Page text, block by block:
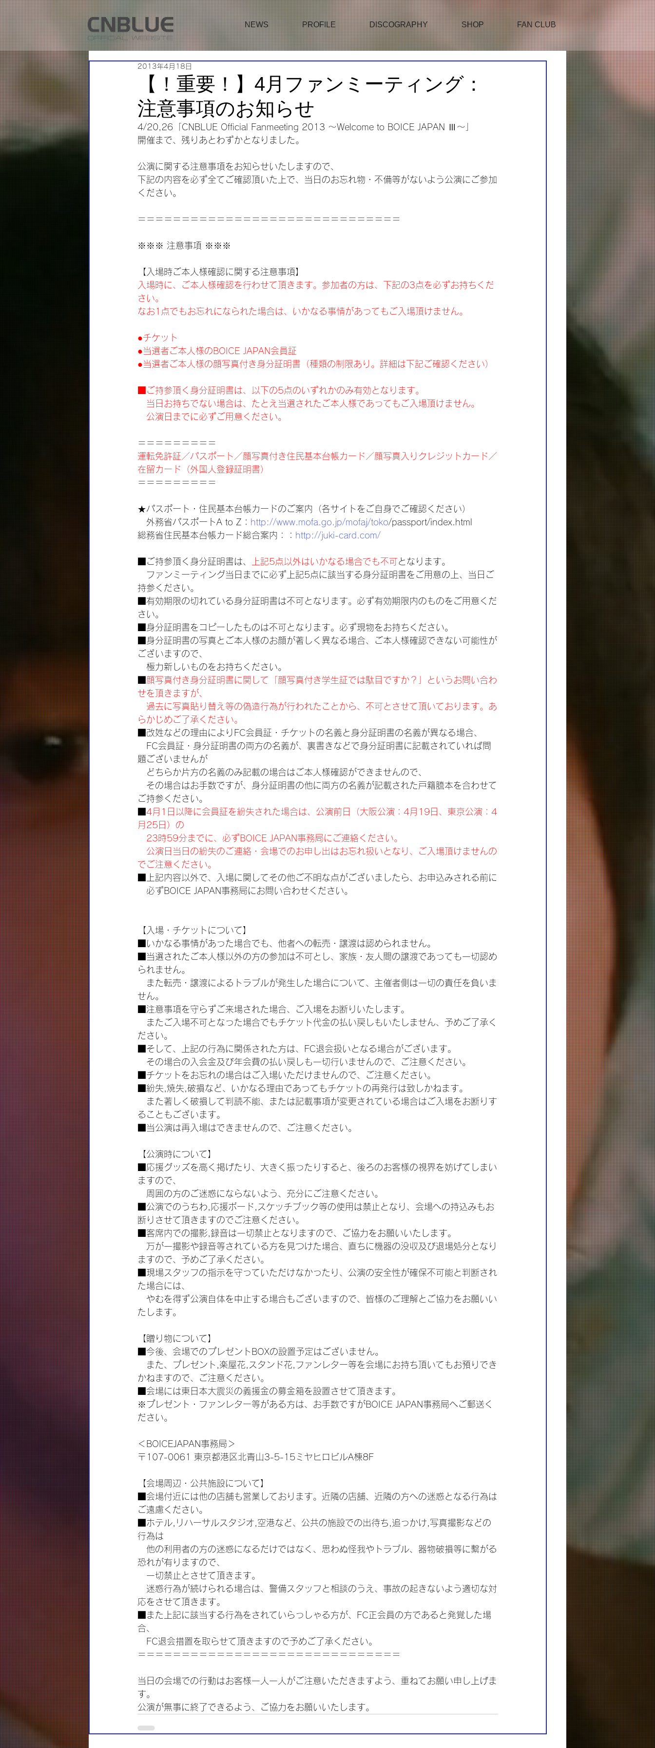
NEWS PROFILE DISCOGRAPHY SHOP FAN CLUB
【！重要！】4月ファンミーティング：
注意事項のお知らせ
2013年4月18日
4/20,26「CNBLUE Official Fanmeeting 2013 ～Welcome to BOICE JAPAN Ⅲ～」
開催まで、残りあとわずかとなりました。
公演に関する注意事項をお知らせいたしますので、
下記の内容を必ず全てご確認頂いた上で、当日のお忘れ物・不備等がないよう公演にご参加
ください。
＝＝＝＝＝＝＝＝＝＝＝＝＝＝＝＝＝＝＝＝＝＝＝＝＝＝＝＝＝＝
※※※ 注意事項 ※※※
【入場時ご本人様確認に関する注意事項】
入場時に、ご本人様確認を行わせて頂きます。参加者の方は、下記の3点を必ずお持ちくだ
さい。
なお1点でもお忘れになられた場合は、いかなる事情があってもご入場頂けません。
●チケット
●当選者ご本人様のBOICE JAPAN会員証
●当選者ご本人様の顔写真付き身分証明書（種類の制限あり。詳細は下記ご確認ください）
■ご持参頂く身分証明書は、以下の5点のいずれかのみ有効となります。
当日お持ちでない場合は、たとえ当選されたご本人様であってもご入場頂けません。
公演日までに必ずご用意ください。
＝＝＝＝＝＝＝＝＝
運転免許証／パスポート／顔写真付き住民基本台帳カード／顔写真入りクレジットカード／
在留カード（外国人登録証明書）
＝＝＝＝＝＝＝＝＝
★パスポート・住民基本台帳カードのご案内（各サイトをご自身でご確認ください）
外務省パスポートA to Z： http://www.mofa.go.jp/mofaj/toko/passport/index.html
総務省住民基本台帳カード総合案内：： http://juki-card.com/
■ご持参頂く身分証明書は、 上記5点以外はいかなる場合でも不可となります。
ファンミーティング当日までに必ず上記5点に該当する身分証明書をご用意の上、当日ご
持参ください。
■有効期限の切れている身分証明書は不可となります。必ず有効期限内のものをご用意くだ
さい。
■身分証明書をコピーしたものは不可となります。必ず現物をお持ちください。
■身分証明書の写真とご本人様のお顔が著しく異なる場合、ご本人様確認できない可能性が
ございますので、
極力新しいものをお持ちください。
顔写真付き身分証明書に関して「顔写真付き学生証では駄目ですか？」というお問い合わ
せを頂きますが、
過去に写真貼り替え等の偽造行為が行われたことから、不可とさせて頂いております。あ
らかじめご了承ください。
■改姓などの理由によりFC会員証・チケットの名義と身分証明書の名義が異なる場合、
FC会員証・身分証明書の両方の名義が、裏書きなどで身分証明書に記載されていれば問
題ございませんが
どちらか片方の名義のみ記載の場合はご本人様確認ができませんので、
その場合はお手数ですが、身分証明書の他に両方の名義が記載された戸籍謄本を合わせて
ご持参ください。
4月1日以降に会員証を紛失された場合は、公演前日（大阪公演：4月19日、東京公演：4
月25日）の
23時59分までに、必ずBOICE JAPAN事務局にご連絡ください。
公演日当日の紛失のご連絡・会場でのお申し出はお忘れ扱いとなり、ご入場頂けませんの
でご注意ください。
■上記内容以外で、入場に関してその他ご不明な点がございましたら、お申込みされる前に
必ずBOICE JAPAN事務局にお問い合わせください。
【入場・チケットについて】
■いかなる事情があった場合でも、他者への転売・譲渡は認められません。
■当選されたご本人様以外の方の参加は不可とし、家族・友人間の譲渡であっても一切認め
られません。
また転売・譲渡によるトラブルが発生した場合について、主催者側は一切の責任を負いま
せん。
■注意事項を守らずご来場された場合、ご入場をお断りいたします。
またご入場不可となった場合でもチケット代金の払い戻しもいたしません、予めご了承く
ださい。
■そして、上記の行為に関係された方は、FC退会扱いとなる場合がございます。
その場合の入会金及び年会費の払い戻しも一切行いませんので、ご注意ください。
■チケットをお忘れの場合はご入場いただけませんので、ご注意ください。
■紛失,焼失,破損など、いかなる理由であってもチケットの再発行は致しかねます。
また著しく破損して判読不能、または記載事項が変更されている場合はご入場をお断りす
ることもございます。
■当公演は再入場はできませんので、ご注意ください。
【公演時について】
■応援グッズを高く掲げたり、大きく振ったりすると、後ろのお客様の視界を妨げてしまい
ますので、
周囲の方のご迷惑にならないよう、充分にご注意ください。
■公演でのうちわ,応援ボード,スケッチブック等の使用は禁止となり、会場への持込みもお
断りさせて頂きますのでご注意ください。
■客席内での撮影,録音は一切禁止となりますので、ご協力をお願いいたします。
万が一撮影や録音等されている方を見つけた場合、直ちに機器の没収及び退場処分となり
ますので、予めご了承ください。
■現場スタッフの指示を守っていただけなかったり、公演の安全性が確保不可能と判断され
た場合には、
やむを得ず公演自体を中止する場合もございますので、皆様のご理解とご協力をお願いい
たします。
【贈り物について】
■今後、会場でのプレゼントBOXの設置予定はございません。
また、プレゼント,楽屋花,スタンド花,ファンレター等を会場にお持ち頂いてもお預りでき
かねますので、ご注意ください。
■会場には東日本大震災の義援金の募金箱を設置させて頂きます。
※プレゼント・ファンレター等がある方は、お手数ですがBOICE JAPAN事務局へご郵送く
ださい。
＜BOICEJAPAN事務局＞
〒107-0061 東京都港区北青山3-5-15ミヤヒロビルA棟8F
【会場周辺・公共施設について】
■会場付近には他の店舗も営業しております。近隣の店舗、近隣の方への迷惑となる行為は
ご遠慮ください。
■ホテル,リハーサルスタジオ,空港など、公共の施設での出待ち,追っかけ,写真撮影などの
行為は
他の利用者の方の迷惑になるだけではなく、思わぬ怪我やトラブル、器物破損等に繫がる
恐れが有りますので、
一切禁止とさせて頂きます。
迷惑行為が続けられる場合は、警備スタッフと相談のうえ、事故の起きないよう適切な対
応をさせて頂きます。
■また上記に該当する行為をされていらっしゃる方が、FC正会員の方であると発覚した場
合、
FC退会措置を取らせて頂きますので予めご了承ください。
＝＝＝＝＝＝＝＝＝＝＝＝＝＝＝＝＝＝＝＝＝＝＝＝＝＝＝＝＝＝
当日の会場での行動はお客様一人一人がご注意いただきますよう、重ねてお願い申し上げま
す。
公演が無事に終了できるよう、ご協力をお願いいたします。